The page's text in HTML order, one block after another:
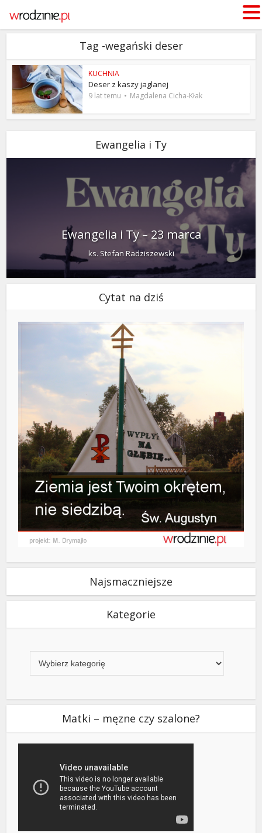
Tag -wegański deser
KUCHNIA
Deser z kaszy jaglanej
9 lat temu Magdalena Cicha-Kłak
Ewangelia i Ty
Ewangelia i Ty – 23 marca
ks. Stefan Radziszewski
Cytat na dziś
Najsmaczniejsze
Kategorie
Matki – męzne czy szalone?